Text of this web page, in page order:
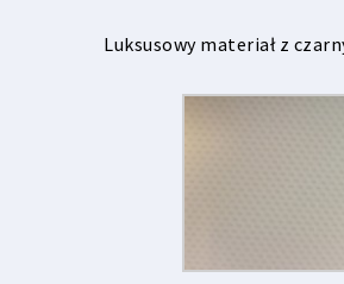
Luksusowy materiał z